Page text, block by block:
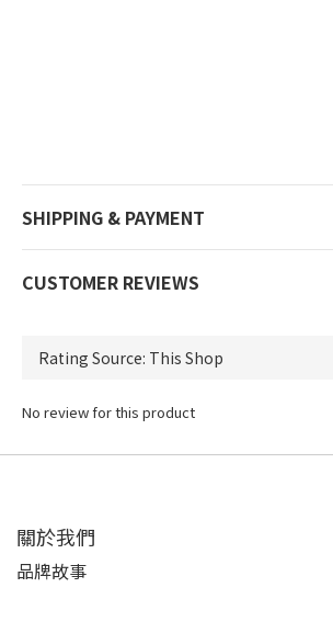
SHIPPING & PAYMENT
CUSTOMER REVIEWS
No review for this product
關於我們
品牌故事